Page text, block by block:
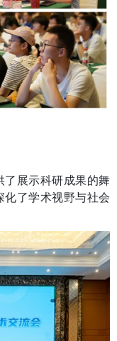
了展示科研成果的舞
化了学术视野与社会